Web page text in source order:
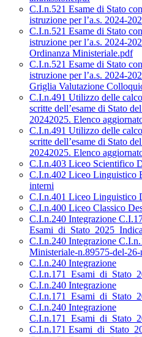
C.I.n.521 Esame di Stato
istruzione per l’a.s. 2024-
C.I.n.521 Esame di Stato
istruzione per l’a.s. 2024-
Ordinanza Ministeriale.pdf
C.I.n.521 Esame di Stato
istruzione per l’a.s. 2024-
Griglia Valutazione
C.I.n.491 Utilizzo delle
scritte dell’esame di Stato
20242025. Elenco
C.I.n.491 Utilizzo delle
scritte dell’esame di Stato
20242025. Elenco
C.I.n.403 Liceo Scientifico
C.I.n.402 Liceo Linguistico
interni
C.I.n.401 Liceo Linguistico
C.I.n.400 Liceo Classico
C.I.n.240 Integrazione
C.I.n.240 Integrazione
Ministeriale-n.89575-del-
C.I.n.240 Integrazione
C.I.n.240 Integrazione
C.I.n.240 Integrazione
C.I.n.171